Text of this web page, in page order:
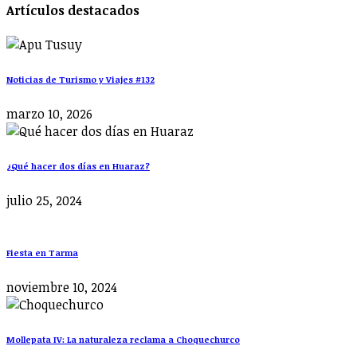
Artículos destacados
Noticias de Turismo y Viajes #132
marzo 10, 2026
¿Qué hacer dos días en Huaraz?
julio 25, 2024
Fiesta en Tarma
noviembre 10, 2024
Mollepata IV: La naturaleza reclama a Choquechurco